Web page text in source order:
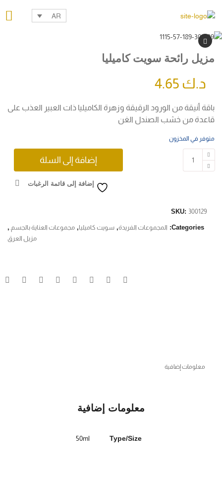
AR
مزيل رائحة سويت كاميليا
د.ك
باقة أنيقة من الورود الرقيقة وزهرة الكاميليا ذات العبير العذب على
قاعدة من خشب الصندل الغن
متوفر في المخزون
إضافة إلى السلة
إضافة إلى قائمة الرغبات
SKU: 300129
Categories: المجموعات الفريدة, سويت كاميليا, مجموعات العناية بالجسم.,
مزيل العرق
معلومات إضافية
معلومات إضافية
Type/Size
50ml